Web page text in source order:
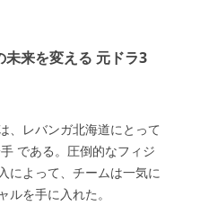
未来を変える 元ドラ3
、レバンガ北海道にとって
である。圧倒的なフィジ
によって、チームは一気に
を手に入れた。